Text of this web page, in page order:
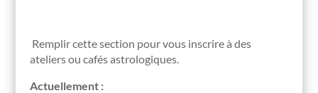
Remplir cette section pour vous inscrire à des
ateliers ou cafés astrologiques.
Actuellement :